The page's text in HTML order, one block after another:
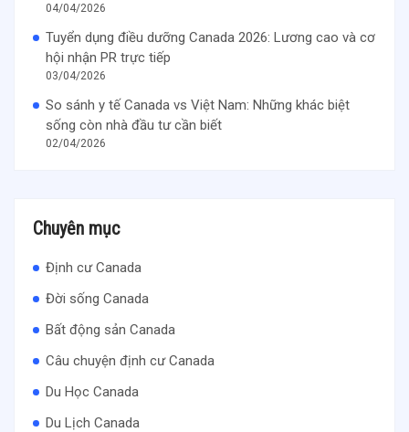
04/04/2026
Tuyển dụng điều dưỡng Canada 2026: Lương cao và cơ
hội nhận PR trực tiếp
03/04/2026
So sánh y tế Canada vs Việt Nam: Những khác biệt
sống còn nhà đầu tư cần biết
02/04/2026
Chuyên mục
Định cư Canada
Đời sống Canada
Bất động sản Canada
Câu chuyện định cư Canada
Du Học Canada
Du Lịch Canada